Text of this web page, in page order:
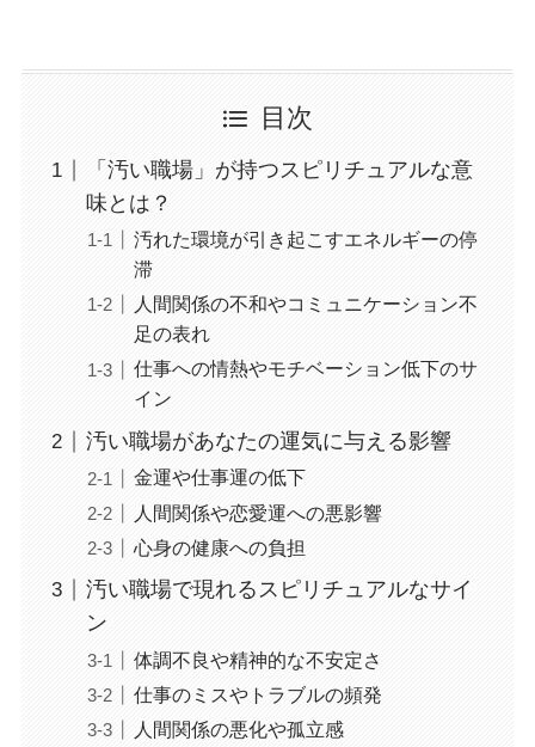
目次
「汚い職場」が持つスピリチュアルな意
味とは？
汚れた環境が引き起こすエネルギーの停
滞
人間関係の不和やコミュニケーション不
足の表れ
仕事への情熱やモチベーション低下のサ
イン
汚い職場があなたの運気に与える影響
金運や仕事運の低下
人間関係や恋愛運への悪影響
心身の健康への負担
汚い職場で現れるスピリチュアルなサイ
ン
体調不良や精神的な不安定さ
仕事のミスやトラブルの頻発
人間関係の悪化や孤立感